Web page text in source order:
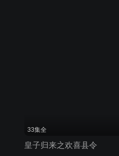
33集全
皇子归来之欢喜县令